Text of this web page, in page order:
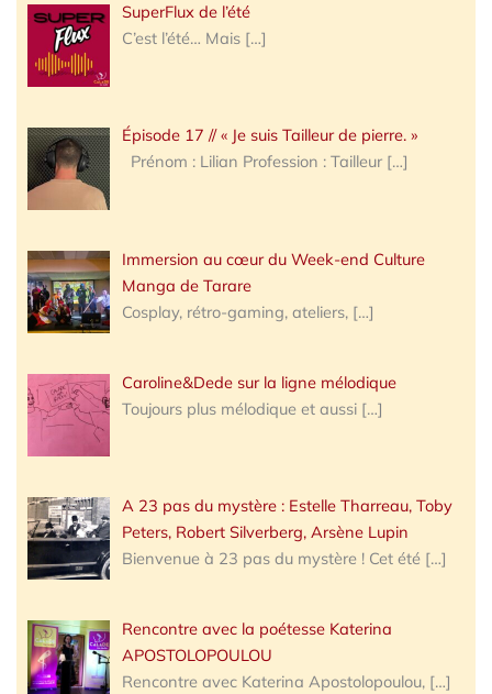
SuperFlux de l’été
C’est l’été… Mais […]
Épisode 17 // « Je suis Tailleur de pierre. »
Prénom : Lilian Profession : Tailleur […]
Immersion au cœur du Week-end Culture
Manga de Tarare
Cosplay, rétro-gaming, ateliers, […]
Caroline&Dede sur la ligne mélodique
Toujours plus mélodique et aussi […]
A 23 pas du mystère : Estelle Tharreau, Toby
Peters, Robert Silverberg, Arsène Lupin
Bienvenue à 23 pas du mystère ! Cet été […]
Rencontre avec la poétesse Katerina
APOSTOLOPOULOU
Rencontre avec Katerina Apostolopoulou, […]